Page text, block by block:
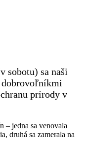
sobotu) sa naši
dobrovoľníkmi
prírody v
– jedna sa venovala
druhá sa zamerala na